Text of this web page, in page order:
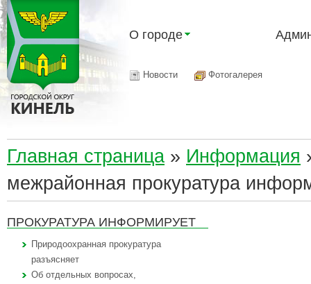
О городе
Новости Фотогалерея
Главная страница » Информация
межрайонная прокуратура
ПРОКУРАТУРА ИНФОРМИРУЕТ
Природоохранная прокуратура
разъясняет
Об отдельных вопросах,